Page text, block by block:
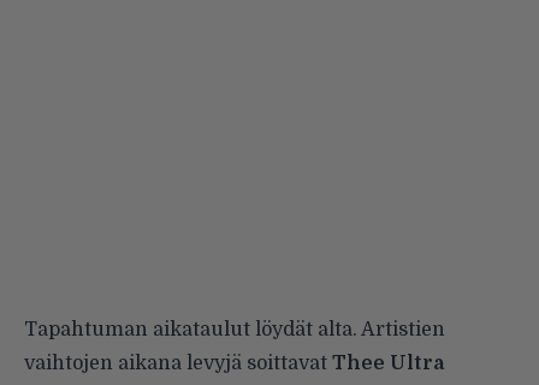
Tapahtuman aikataulut löydät alta. Artistien
vaihtojen aikana levyjä soittavat Thee Ultra